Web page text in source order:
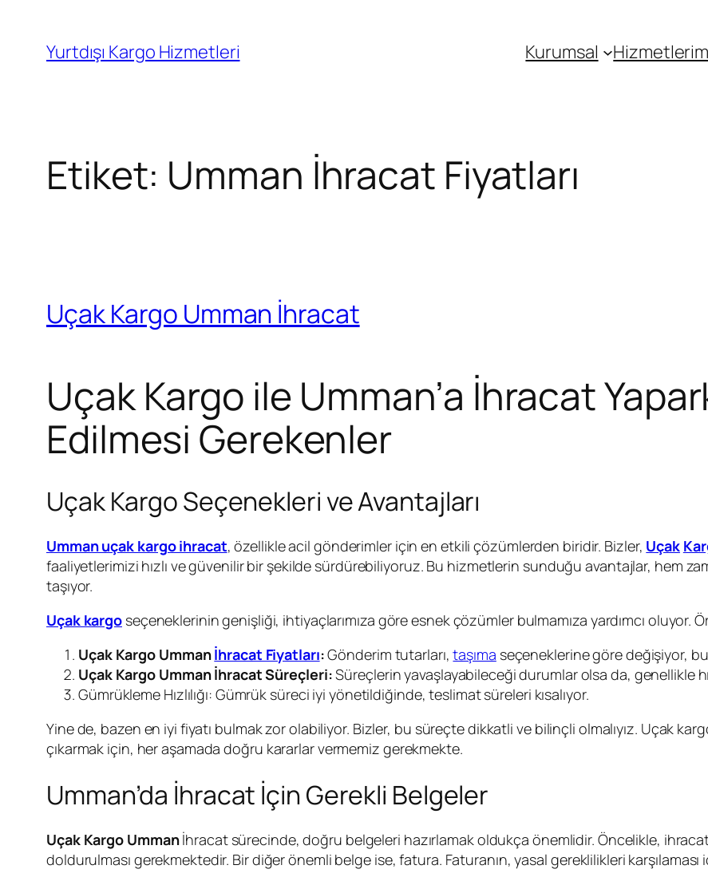
Yurtdışı Kargo Hizmetleri Kurumsal
Etiket: Umman İhracat Fiyatları
Uçak Kargo Umman İhracat
Uçak Kargo ile Umman’a İhracat
Edilmesi Gerekenler
Uçak Kargo Seçenekleri ve Avantajları
Umman uçak kargo ihracat, özellikle acil gönderimler için en etkili çözümlerden biridir. Bizler, Uçak
faaliyetlerimizi hızlı ve güvenilir bir şekilde sürdürebiliyoruz. Bu hizmetlerin sunduğu avantajlar, hem
taşıyor.
Uçak kargo seçeneklerinin genişliği, ihtiyaçlarımıza göre esnek çözümler bulmamıza yardımcı oluyor.
Uçak Kargo Ummanİhracat Fiyatları:Gönderim tutarları,taşıma seçeneklerine göre değişiyor,
Uçak Kargo Umman İhracat Süreçleri:Süreçlerin yavaşlayabileceği durumlar olsa da, genellikle
Gümrükleme Hızlılığı: Gümrük süreci iyi yönetildiğinde, teslimat süreleri kısalıyor.
Yine de, bazen en iyi fiyatı bulmak zor olabiliyor. Bizler, bu süreçte dikkatli ve bilinçli olmalıyız. Uçak
çıkarmak için, her aşamada doğru kararlar vermemiz gerekmekte.
Umman’da İhracat İçin Gerekli Belgeler
Uçak Kargo Ummanİhracat sürecinde, doğru belgeleri hazırlamak oldukça önemlidir. Öncelikle,
doldurulması gerekmektedir. Bir diğer önemli belge ise, fatura. Faturanın, yasal gereklilikleri karşılaması